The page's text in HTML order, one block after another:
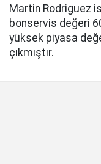
Martin Rodriguez
bonservis değeri
yüksek piyasa
çıkmıştır.